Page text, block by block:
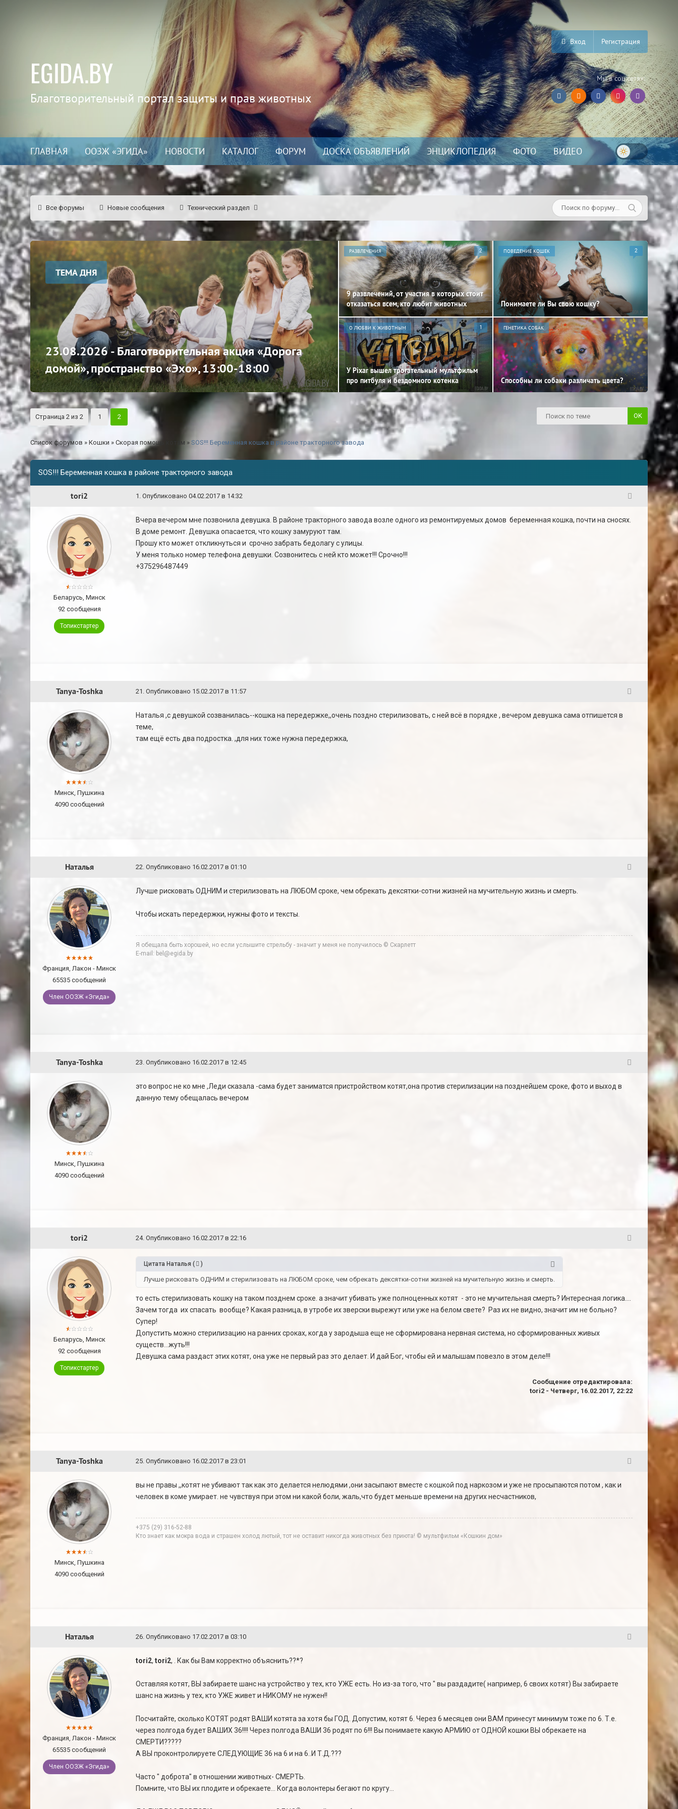
EGIDA.BY
Благотворительный портал защиты и прав животных
Вход Регистрация
Мы в соц.сетях:
ГЛАВНАЯ ООЗЖ «ЭГИДА» НОВОСТИ КАТАЛОГ ФОРУМ ДОСКА ОБЪЯВЛЕНИЙ ЭНЦИКЛОПЕДИЯ ФОТО ВИДЕО
Все форумы Новые сообщения Технический раздел
ТЕМА ДНЯ
23.08.2026 - Благотворительная акция «Дорога
домой», пространство «Эхо», 13:00-18:00
РАЗВЛЕЧЕНИЯ 2
9 развлечений, от участия в которых стоит
отказаться всем, кто любит животных
ПОВЕДЕНИЕ КОШЕК 2
Понимаете ли Вы свою кошку?
О ЛЮБВИ К ЖИВОТНЫМ 1
У Pixar вышел трогательный мультфильм
про питбуля и бездомного котенка
ГЕНЕТИКА СОБАК
Способны ли собаки различать цвета?
Страница 2 из 2 1 2
Список форумов » Кошки » Скорая помощь котам » SOS!!! Беременная кошка в районе тракторного завода
SOS!!! Беременная кошка в районе тракторного завода
tori2 1 . Опубликовано 04.02.2017 в 14:32
Беларусь, Минск
92 сообщения
Топикстартер
Вчера вечером мне позвонила девушка. В районе тракторного завода возле одного из ремонтируемых домов беременная кошка, почти на сносях.
В доме ремонт. Девушка опасается, что кошку замуруют там.
Прошу кто может откликнуться и срочно забрать бедолагу с улицы.
У меня только номер телефона девушки. Созвонитесь с ней кто может!!! Срочно!!!
+375296487449
Tanya-Toshka 21 . Опубликовано 15.02.2017 в 11:57
Минск, Пушкина
4090 сообщений
Наталья ,с девушкой созванилась--кошка на передержке,,очень поздно стерилизовать, с ней всё в порядке , вечером девушка сама отпишется в
теме,
там ещё есть два подростка. ,для них тоже нужна передержка,
Наталья 22. Опубликовано 16.02.2017 в 01:10
Франция, Лакон - Минск
65535 сообщений
Член ООЗЖ «Эгида»
Лучше рисковать ОДНИМ и стерилизовать на ЛЮБОМ сроке, чем обрекать дексятки-сотни жизней на мучительную жизнь и смерть.
Чтобы искать передержки, нужны фото и тексты.
Я обещала быть хорошей, но если услышите стрельбу - значит у меня не получилось © Скарлетт
E-mail: bel@egida.by
Tanya-Toshka 23. Опубликовано 16.02.2017 в 12:45
Минск, Пушкина
4090 сообщений
это вопрос не ко мне ,Леди сказала -сама будет заниматся пристройством котят,она против стерилизации на позднейшем сроке, фото и выход в
данную тему обещалась вечером
tori2 24. Опубликовано 16.02.2017 в 22:16
Беларусь, Минск
92 сообщения
Топикстартер
Цитата Наталья ( )
Лучше рисковать ОДНИМ и стерилизовать на ЛЮБОМ сроке, чем обрекать дексятки-сотни жизней на мучительную жизнь и смерть.
то есть стерилизовать кошку на таком позднем сроке. а значит убивать уже полноценных котят - это не мучительная смерть? Интересная логика....
Зачем тогда их спасать вообще? Какая разница, в утробе их зверски вырежут или уже на белом свете? Раз их не видно, значит им не больно?
Супер!
Допустить можно стерилизацию на ранних сроках, когда у зародыша еще не сформирована нервная система, но сформированных живых
существ...жуть!!!
Девушка сама раздаст этих котят, она уже не первый раз это делает. И дай Бог, чтобы ей и малышам повезло в этом деле!!!
Сообщение отредактировала:
tori2 - Четверг, 16.02.2017, 22:22
Tanya-Toshka 25. Опубликовано 16.02.2017 в 23:01
Минск, Пушкина
4090 сообщений
вы не правы ,,котят не убивают так как это делается нелюдями ,они засыпают вместе с кошкой под наркозом и уже не просыпаются потом , как и
человек в коме умирает. не чувствуя при этом ни какой боли, жаль,что будет меньше времени на других несчастников,
+375 (29) 316-52-88
Кто знает как мокра вода и страшен холод лютый, тот не оставит никогда животных без приюта! © мультфильм «Кошкин дом»
Наталья 26. Опубликовано 17.02.2017 в 03:10
Франция, Лакон - Минск
65535 сообщений
Член ООЗЖ «Эгида»
tori2, tori2, . Как бы Вам корректно объяснить??*?
Оставляя котят, ВЫ забираете шанс на устройство у тех, кто УЖЕ есть. Но из-за того, что " вы раздадите( например, 6 своих котят) Вы забираете
шанс на жизнь у тех, кто УЖЕ живет и НИКОМУ не нужен!!
Посчитайте, сколько КОТЯТ родят ВАШИ котята за хотя бы ГОД. Допустим, котят 6. Через 6 месяцев они ВАМ принесут минимум тоже по 6. Т.е.
через полгода будет ВАШИХ 36!!!! Через полгода ВАШИ 36 родят по 6!!! Вы понимаете какую АРМИЮ от ОДНОЙ кошки ВЫ обрекаете на
СМЕРТИ?????
А ВЫ проконтролируете СЛЕДУЮЩИЕ 36 на 6 и на 6..И Т.Д.???
Часто " доброта" в отношении животных- СМЕРТЬ.
Помните, что ВЫ их плодите и обрекаете... Когда волонтеры бегают по кругу...